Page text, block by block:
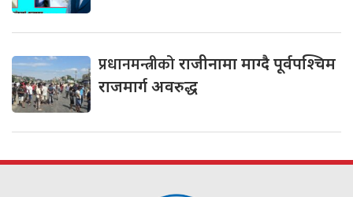
प्रधानमन्त्रीकोराजीनामा माग्दै पूर्वपश्चिम
राजमार्ग अवरुद्ध